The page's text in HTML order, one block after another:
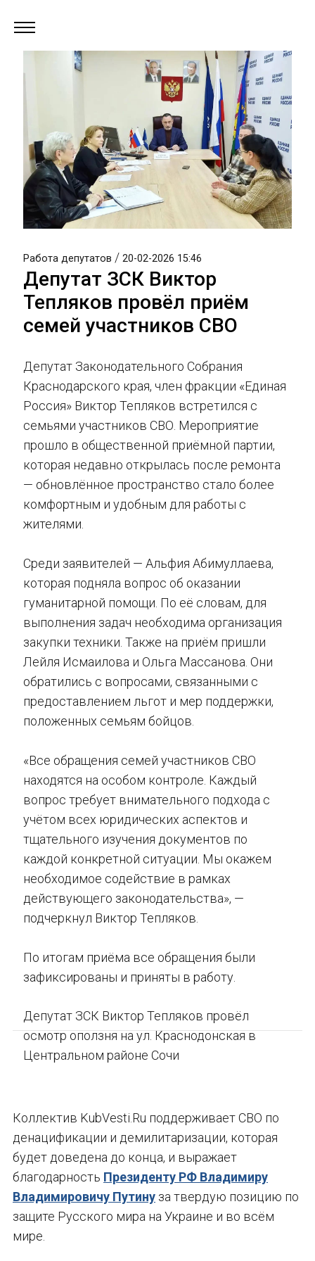
Работа депутатов / 20-02-2026 15:46
Депутат ЗСК Виктор
Тепляков провёл приём
семей участников СВО
Депутат Законодательного Собрания
Краснодарского края, член фракции «Единая
Россия» Виктор Тепляков встретился с
семьями участников СВО. Мероприятие
прошло в общественной приёмной партии,
которая недавно открылась после ремонта
— обновлённое пространство стало более
комфортным и удобным для работы с
жителями.
Среди заявителей — Альфия Абимуллаева,
которая подняла вопрос об оказании
гуманитарной помощи. По её словам, для
выполнения задач необходима организация
закупки техники. Также на приём пришли
Лейля Исмаилова и Ольга Массанова. Они
обратились с вопросами, связанными с
предоставлением льгот и мер поддержки,
положенных семьям бойцов.
«Все обращения семей участников СВО
находятся на особом контроле. Каждый
вопрос требует внимательного подхода с
учётом всех юридических аспектов и
тщательного изучения документов по
каждой конкретной ситуации. Мы окажем
необходимое содействие в рамках
действующего законодательства», —
подчеркнул Виктор Тепляков.
По итогам приёма все обращения были
зафиксированы и приняты в работу.
Депутат ЗСК Виктор Тепляков провёл
осмотр оползня на ул. Краснодонская в
Центральном районе Сочи
Коллектив KubVesti.Ru поддерживает СВО по
денацификации и демилитаризации, которая
будет доведена до конца, и выражает
благодарность Президенту РФ Владимиру
Владимировичу Путину за твердую позицию по
защите Русского мира на Украине и во всём
мире.